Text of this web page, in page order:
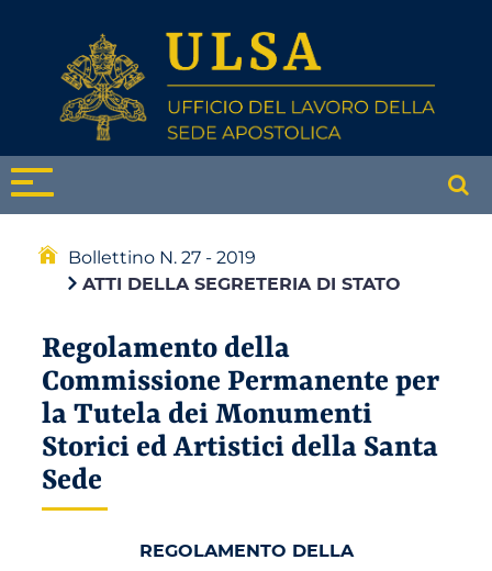
Bollettino N. 27 - 2019
ATTI DELLA SEGRETERIA DI STATO
Regolamento della
Commissione Permanente per
la Tutela dei Monumenti
Storici ed Artistici della Santa
Sede
REGOLAMENTO DELLA